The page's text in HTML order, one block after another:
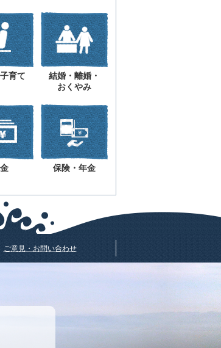
育て
結婚・離婚・
おくやみ
保険・年金
ご意見・お問い合わせ